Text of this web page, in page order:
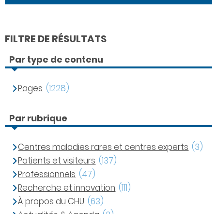
FILTRE DE RÉSULTATS
Par type de contenu
Pages (1228)
Par rubrique
Centres maladies rares et centres experts (3)
Patients et visiteurs (137)
Professionnels (47)
Recherche et innovation (111)
À propos du CHU (63)